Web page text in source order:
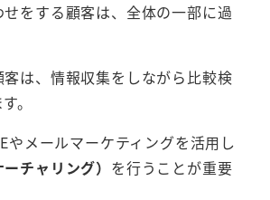
をする顧客は、全体の一部に過
は、情報収集をしながら比較検
。
やメールマーケティングを活用し
チャリング） を行うことが重要